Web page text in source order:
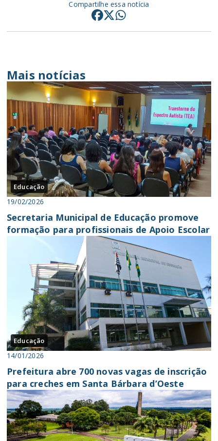
Compartilhe essa notícia
Mais notícias
Educação
19/02/2026
Secretaria Municipal de Educação promove
formação para profissionais de Apoio Escolar
Educação
14/01/2026
Prefeitura abre 700 novas vagas de inscrição
para creches em Santa Bárbara d’Oeste